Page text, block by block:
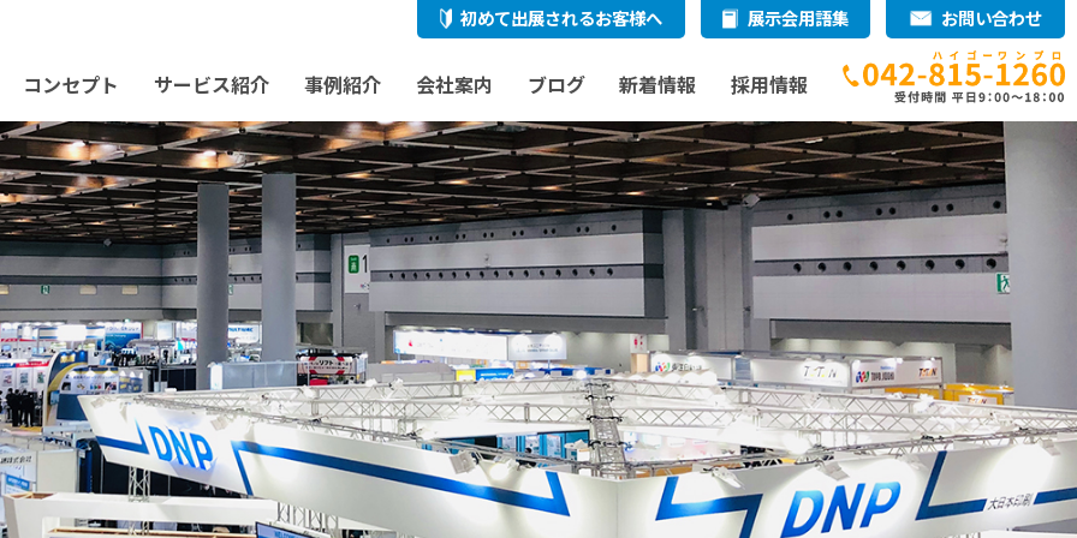
初めて出展されるお客様へ 展示会用語集 お問い合わせ
コンセプト サービス紹介 事例紹介 会社案内 ブログ 新着情報 採用情報